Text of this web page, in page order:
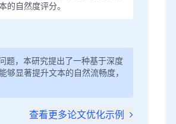
的自然度评分。
题，本研究提出了一种基于深度
显著提升文本的自然流畅度，
查看更多论文优化示例